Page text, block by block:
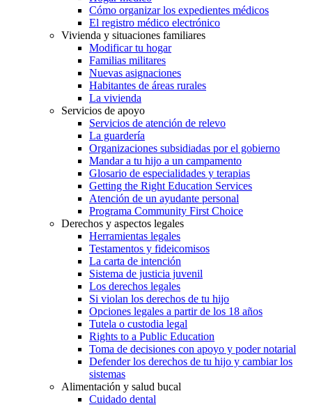
Cómo organizar los expedientes médicos
El registro médico electrónico
Vivienda y situaciones familiares
Modificar tu hogar
Familias militares
Nuevas asignaciones
Habitantes de áreas rurales
La vivienda
Servicios de apoyo
Servicios de atención de relevo
La guardería
Organizaciones subsidiadas por el gobierno
Mandar a tu hijo a un campamento
Glosario de especialidades y terapias
Getting the Right Education Services
Atención de un ayudante personal
Programa Community First Choice
Derechos y aspectos legales
Herramientas legales
Testamentos y fideicomisos
La carta de intención
Sistema de justicia juvenil
Los derechos legales
Si violan los derechos de tu hijo
Opciones legales a partir de los 18 años
Tutela o custodia legal
Rights to a Public Education
Toma de decisiones con apoyo y poder notarial
Defender los derechos de tu hijo y cambiar los
sistemas
Alimentación y salud bucal
Cuidado dental